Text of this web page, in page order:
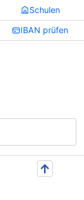
Schulen
IBAN prüfen
↑